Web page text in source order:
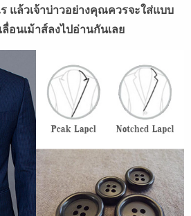
แล้วเจ้าบ่าวอย่างคุณควรจะใส่แบบ
อนเม้าส์ลงไปอ่านกันเลย